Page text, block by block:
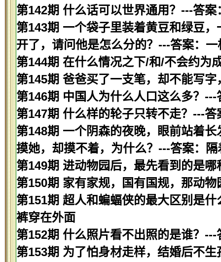
第142期 什么话可以世界通用？---答案
第143期 一个袋子里装着黄豆和绿豆
开了，请问他是怎么分的？---答案：
第144期 在什么情况之下/和/不会约为
第145期 爸爸买了一支笔，却不能写
第146期 中国人为什么人口这么多？
第147期 什么样的轮子只转不走？---答
第148期 一个阴森的夜晚，眼前站着
摸她，却摸不着，为什么？---答案：隔
第149期 进动物园后，最先看到的是
第150期 家有家规，国有国规，那动
第151期 超人和蝙蝠侠的最大区别是
裤穿在外面
第152期 什么照片看不出照的是谁？---
第153期 为了怕身材走样，结婚后不